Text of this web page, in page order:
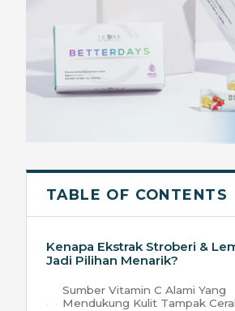
TABLE OF CONTENTS
Kenapa Ekstrak Stroberi &
Jadi Pilihan Menarik?
Sumber Vitamin C Alami Yang
Mendukung Kulit Tampak